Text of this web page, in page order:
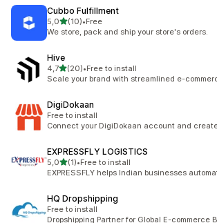
Cubbo Fulfillment
5,05 yıldız üzerinden
(10)
toplam 10 değerlendirme
•Free
We store, pack and ship your store's orders.
Hive
4,75 yıldız üzerinden
(20)
toplam 20 değerlendirme
•Free to install
Scale your brand with streamlined e-
DigiDokaan
Free to install
Connect your DigiDokaan account and
EXPRESSFLY LOGISTICS
5,05 yıldız üzerinden
(1)
toplam 1 değerlendirme
•Free to install
EXPRESSFLY helps Indian businesses
HQ Dropshipping
Free to install
Dropshipping Partner for Global E-commerce